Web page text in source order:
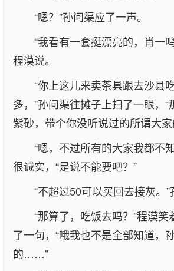
“嗯？”孙问渠应了一声。
“我看有一套挺漂亮的，肖一
程漠说。
“你上这儿来卖茶具跟去沙县
多，”孙问渠往摊子上扫了一眼，
紫砂，带个你没听说过的所谓大
“嗯，不过所有的大家我都不
很诚实，“是说不能要吧？”
“不超过50可以买回去接灰。”
“那算了，吃饭去吗？”程漠
了一句，“哦我也不是全部知道，
的……”